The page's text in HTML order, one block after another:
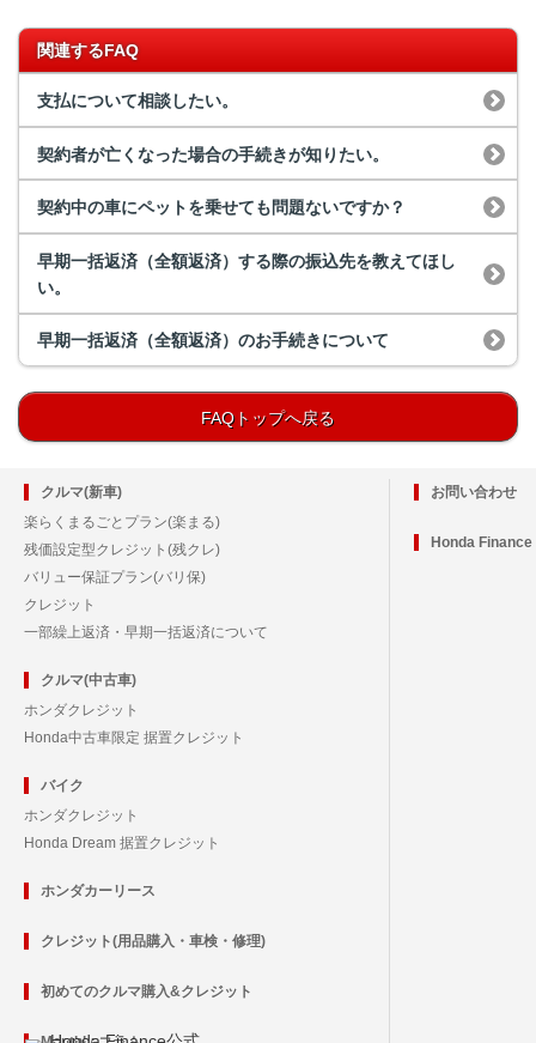
関連するFAQ
支払について相談したい。
契約者が亡くなった場合の手続きが知りたい。
契約中の車にペットを乗せても問題ないですか？
早期一括返済（全額返済）する際の振込先を教えてほし
い。
早期一括返済（全額返済）のお手続きについて
FAQトップへ戻る
クルマ(新車)
楽らくまるごとプラン(楽まる)
残価設定型クレジット(残クレ)
バリュー保証プラン(バリ保)
クレジット
一部繰上返済・早期一括返済について
クルマ(中古車)
ホンダクレジット
Honda中古車限定 据置クレジット
バイク
ホンダクレジット
Honda Dream 据置クレジット
ホンダカーリース
クレジット(用品購入・車検・修理)
初めてのクルマ購入&クレジット
お問い合わせ
Honda Finance